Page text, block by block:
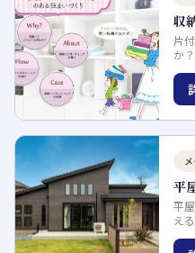
収
片
か
析
な
平
平
え
に